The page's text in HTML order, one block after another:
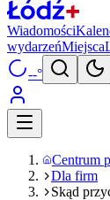
Wiadomości
wydarzeńMiejsca
--°
Centrum
Dla firm
Skąd